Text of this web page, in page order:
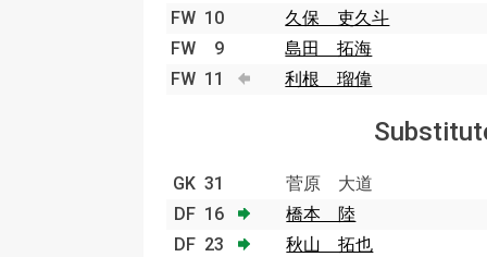
FW 10
久保 吏久斗
FW
9
島田 拓海
FW 11 利根 瑠偉
GK 31
菅原 大道
DF 16
橋本 陸
DF 23
秋山 拓也